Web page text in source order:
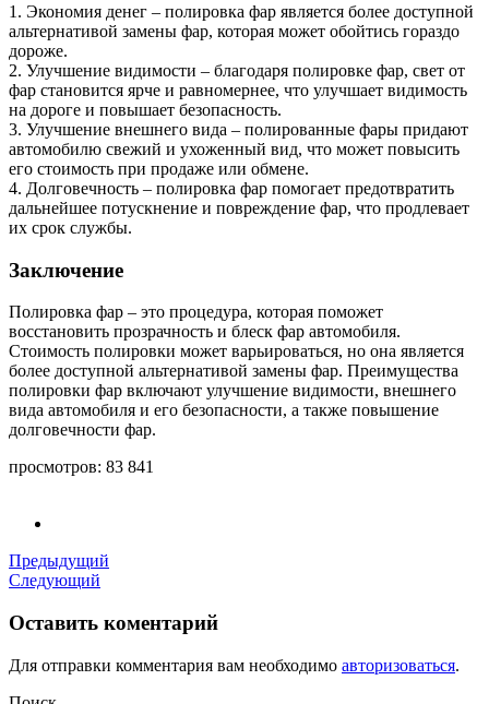
1. Экономия денег – полировка фар является более доступной
альтернативой замены фар, которая может обойтись гораздо
дороже.
2. Улучшение видимости – благодаря полировке фар, свет от
фар становится ярче и равномернее, что улучшает видимость
на дороге и повышает безопасность.
3. Улучшение внешнего вида – полированные фары придают
автомобилю свежий и ухоженный вид, что может повысить
его стоимость при продаже или обмене.
4. Долговечность – полировка фар помогает предотвратить
дальнейшее потускнение и повреждение фар, что продлевает
их срок службы.
Заключение
Полировка фар – это процедура, которая поможет
восстановить прозрачность и блеск фар автомобиля.
Стоимость полировки может варьироваться, но она является
более доступной альтернативой замены фар. Преимущества
полировки фар включают улучшение видимости, внешнего
вида автомобиля и его безопасности, а также повышение
долговечности фар.
просмотров: 83 841
Предыдущий
Следующий
Оставить коментарий
Для отправки комментария вам необходимо авторизоваться.